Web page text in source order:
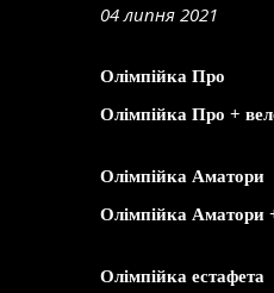
04 липня 2021
Олімпійка Про
Олімпійка Про +
Олімпійка Аматори
Олімпійка Аматори
Олімпійка естафета